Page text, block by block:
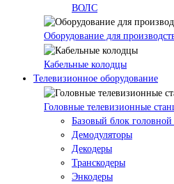
ВОЛС
Оборудование для
Кабельные колодцы
Телевизионное оборудование
Головные телевизионные
Базовый блок головной
Демодуляторы
Декодеры
Транскодеры
Энкодеры